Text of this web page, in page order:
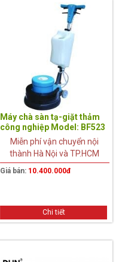
Máy chà sàn tạ-giặt thảm
công nghiệp Model: BF523
Miễn phí vận chuyển nội
thành Hà Nội và TP.HCM
Giá bán: 10.400.000đ
Chi tiết